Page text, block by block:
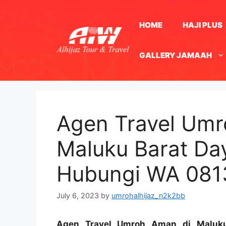
HOME HAJI PLUS
GALLERY JAMAAH
Agen Travel
Maluku Barat
Hubungi WA
July 6, 2023 by umrohalhijaz_n2k2bb